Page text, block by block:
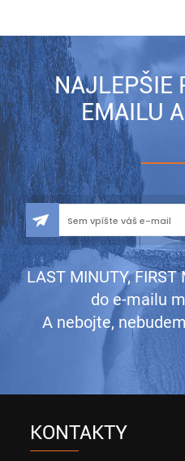
NAJLEPŠIE
EMAILU
LAST MINUTY,
do e-mailu
A nebojte,
KONTAKTY